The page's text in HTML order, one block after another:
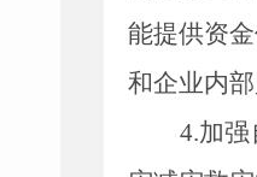
能提供资
和企业内
4.加